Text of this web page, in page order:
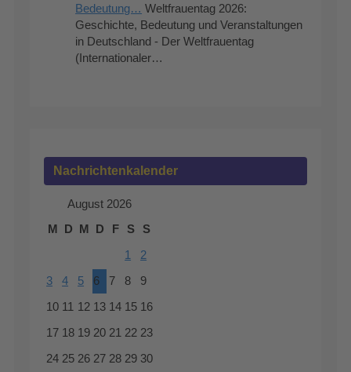
Bedeutung… Weltfrauentag 2026:
Geschichte, Bedeutung und Veranstaltungen
in Deutschland - Der Weltfrauentag
(Internationaler…
Nachrichtenkalender
August 2026
M
D M D F S S
1 2
3 4 5 6 7 8 9
10 11 12 13 14 15 16
17 18 19 20 21 22 23
24 25 26 27 28 29 30